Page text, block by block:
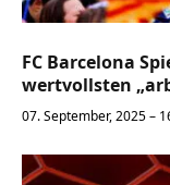
FC Barcelona
wertvollsten
07. September, 2025 –